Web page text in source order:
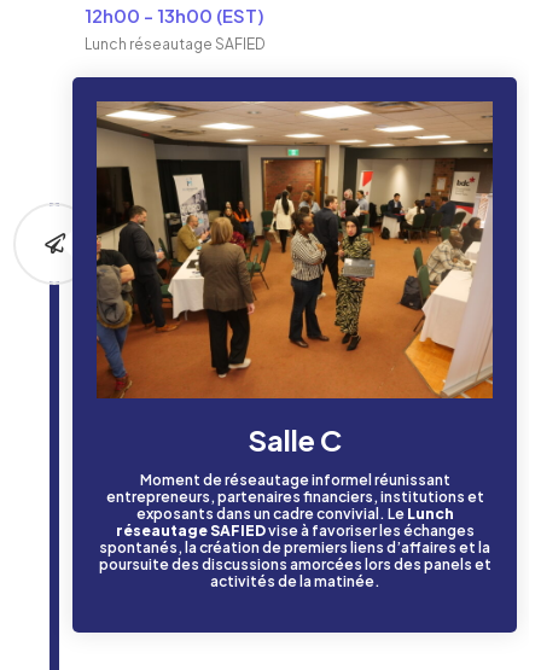
12h00 - 13h00 (EST)
Lunch réseautage SAFIED
Salle C
Moment de réseautage informel réunissant
entrepreneurs, partenaires financiers, institutions et
exposants dans un cadre convivial. Le Lunch
réseautage SAFIEDvise à favoriser les échanges
spontanés, la création de premiers liens d’affaires et la
poursuite des discussions amorcées lors des panels et
activités de la matinée.